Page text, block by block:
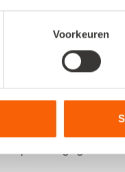
Voorkeuren
bij betaalde
verwijderd.
Pro
in de